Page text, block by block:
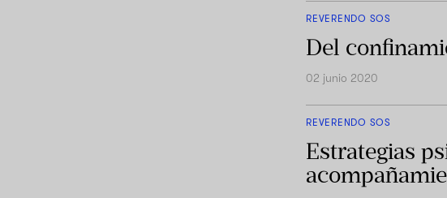
REVERENDO SOS
Del
02 junio 2020
REVERENDO SOS
Estrategias